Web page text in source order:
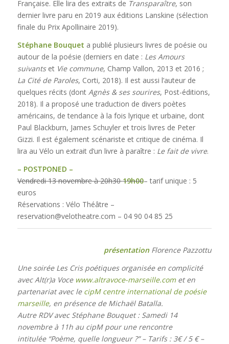
Française. Elle lira des extraits de Transparaître, son
dernier livre paru en 2019 aux éditions Lanskine (sélection
finale du Prix Apollinaire 2019).
Stéphane Bouquet a publié plusieurs livres de poésie ou
autour de la poésie (derniers en date : Les Amours
suivantset Vie commune, Champ Vallon, 2013 et 2016 ;
La Cité de Paroles, Corti, 2018). Il est aussi l’auteur de
quelques récits (dont Agnès & ses sourires, Post-éditions,
2018). Il a proposé une traduction de divers poètes
américains, de tendance à la fois lyrique et urbaine, dont
Paul Blackburn, James Schuyler et trois livres de Peter
Gizzi. Il est également scénariste et critique de cinéma. Il
lira au Vélo un extrait d’un livre à paraître : Le fait de vivre.
– POSTPONED –
Vendredi 13 novembre à 20h3019h00– tarif unique : 5
euros
Réservations : Vélo Théâtre –
reservation@velotheatre.com – 04 90 04 85 25
présentation Florence Pazzottu
Une soirée Les Cris poétiques organisée en complicité
avec Alt(r)a Voce www.altravoce-marseille.com et en
partenariat avec le cipM centre international de poésie
marseille, en présence de Michaël Batalla.
Autre RDV avec Stéphane Bouquet : Samedi 14
novembre à 11h au cipM pour une rencontre
intitulée “Poème, quelle longueur ?” – Tarifs : 3€ / 5 € –